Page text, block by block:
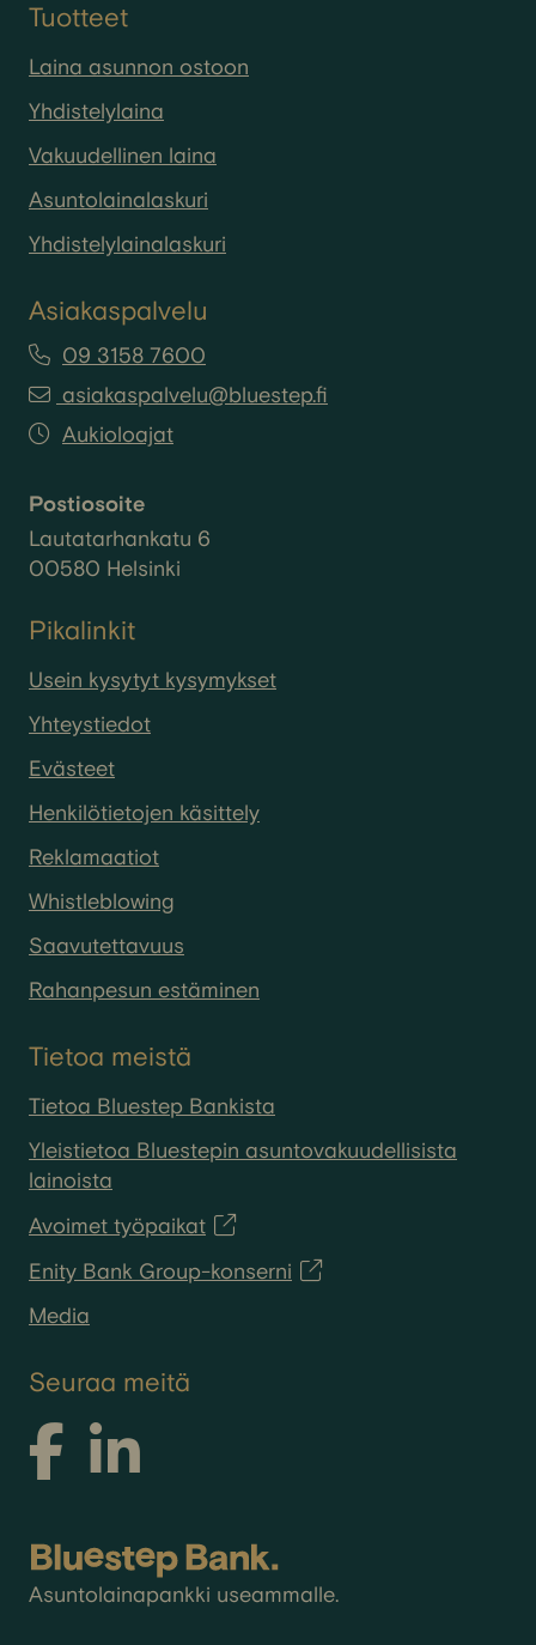
Asuntolainapankki useammalle.
Tuotteet
Laina asunnon ostoon
Yhdistelylaina
Vakuudellinen laina
Asuntolainalaskuri
Yhdistelylainalaskuri
Asiakaspalvelu
09 3158 7600
asiakaspalvelu@bluestep.fi
Aukioloajat
Postiosoite
Lautatarhankatu 6
00580 Helsinki
Pikalinkit
Usein kysytyt kysymykset
Yhteystiedot
Evästeet
Henkilötietojen käsittely
Reklamaatiot
Whistleblowing
Saavutettavuus
Rahanpesun estäminen
Tietoa meistä
Tietoa Bluestep Bankista
Yleistietoa Bluestepin asuntovakuudellisista
lainoista
Avoimet työpaikat
Enity Bank Group-konserni
Media
Seuraa meitä